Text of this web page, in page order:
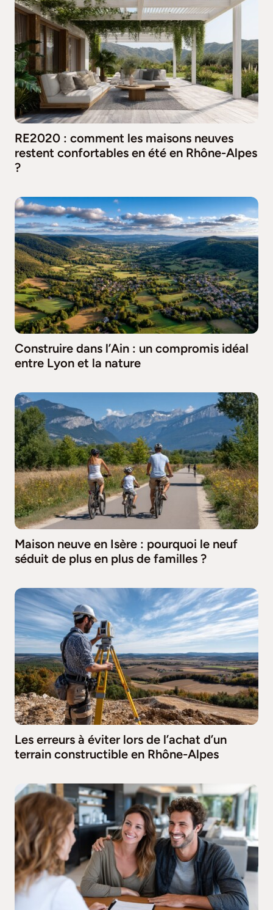
RE2020 : comment les maisons neuves
restent confortables en été en Rhône-Alpes
?
Construire dans l’Ain : un compromis idéal
entre Lyon et la nature
Maison neuve en Isère : pourquoi le neuf
séduit de plus en plus de familles ?
Les erreurs à éviter lors de l’achat d’un
terrain constructible en Rhône-Alpes